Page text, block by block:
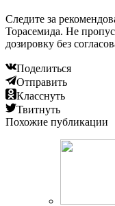
Следите за
Торасемида. Не
дозировку без
Поделиться
Отправить
Класснуть
Твитнуть
Похожие публикации